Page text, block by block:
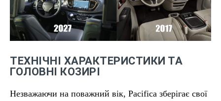
ТЕХНІЧНІ ХАРАКТЕРИСТИКИ ТА
ГОЛОВНІ КОЗИРІ
Незважаючи на поважний вік, Pacifica зберігає свої